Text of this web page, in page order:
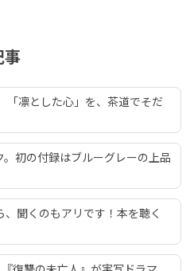
事
「凛とした心」を、茶道でそだ
初の付録はブルーグレーの上品
聞くのもアリです！本を聴く